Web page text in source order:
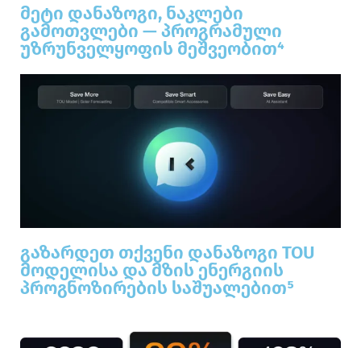
მეტი დანაზოგი, ნაკლები
გამოთვლები — პროგრამული
უზრუნველყოფის მეშვეობით⁴
გაზარდეთ თქვენი დანაზოგი TOU
მოდელისა და მზის ენერგიის
პროგნოზირების საშუალებით⁵